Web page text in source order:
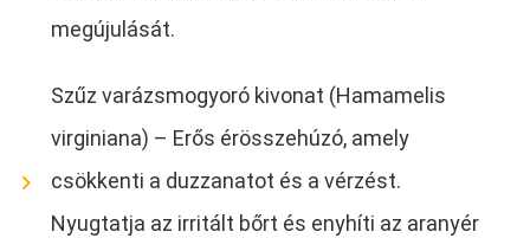
megújulását.
Szűz varázsmogyoró kivonat (Hamamelis
virginiana) – Erős érösszehúzó, amely
csökkenti a duzzanatot és a vérzést.
Nyugtatja az irritált bőrt és enyhíti az aranyér